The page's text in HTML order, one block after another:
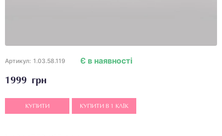
Артикул: 1.03.58.119
1999 грн
Є в наявності
КУПИТИ КУПИТИ В 1 КЛІК